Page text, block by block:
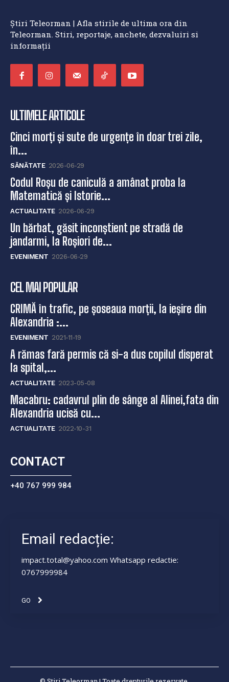
Știri Teleorman | Afla stirile de ultima ora din
Teleorman. Stiri, reportaje, anchete, dezvaluiri si
informații
ULTIMELE ARTICOLE
Cinci morți și sute de urgențe în doar trei zile,
în...
SĂNĂTATE 2026-06-29
Codul Roșu de caniculă a amânat proba la
Matematică și Istorie...
ACTUALITATE 2026-06-29
Un bărbat, găsit inconștient pe stradă de
jandarmi, la Roșiori de...
EVENIMENT 2026-06-29
CEL MAI POPULAR
CRIMĂ în trafic, pe șoseaua morții, la ieșire din
Alexandria :...
EVENIMENT 2021-11-19
A rămas fară permis că si-a dus copilul disperat
la spital,...
ACTUALITATE 2023-05-08
Macabru: cadavrul plin de sânge al Alinei,fata din
Alexandria ucisă cu...
ACTUALITATE 2022-10-31
CONTACT
+40 767 999 984
Email redacție:
impact.total@yahoo.com Whatsapp redactie:
0767999984
GO